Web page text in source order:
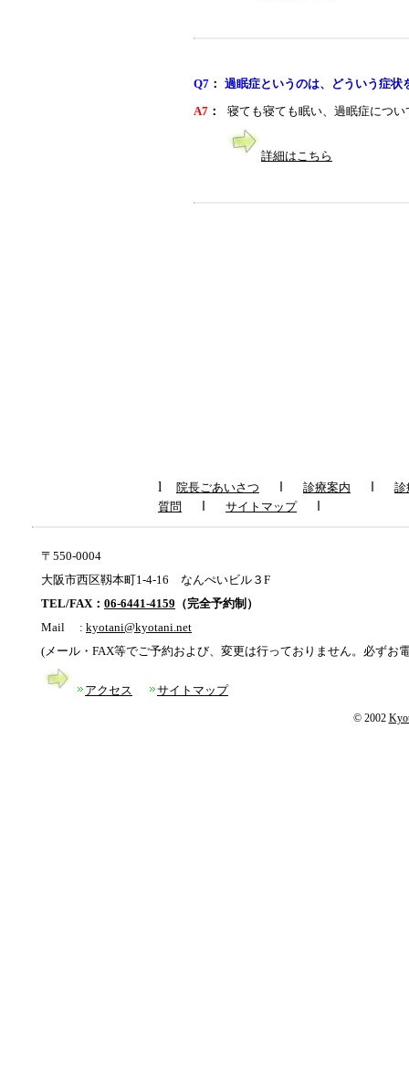
Q7 ： 過眠症というのは、どういう症状
A7 ： 寝ても寝ても眠い、過眠症につ
詳細はこちら
l 院長ごあいさつ ｌ 診療案内 ｌ 診
質問
ｌ サイトマップｌ
〒550-0004
大阪市西区靱本町1-4-16 なんぺいビル３F
TEL/FAX： 06-6441-4159 （完全予約制）
Mail : kyotani@kyotani.net
(メール・FAX等でご予約および、変更は行っておりません。必ずお
アクセス サイトマップ
© 2002